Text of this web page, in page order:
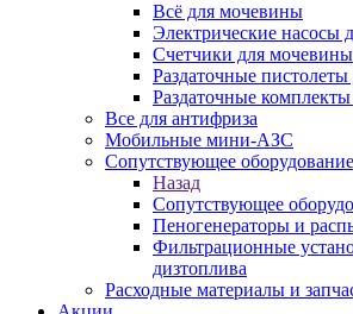
Всё для мочевины
Электрические насосы
Счетчики для мочевины
Раздаточные
Раздаточные
Все для антифриза
Мобильные мини-АЗС
Сопутствующее оборудование
Назад
Сопутствующее
Пеногенераторы и
Фильтрационные
дизтоплива
Расходные материалы и